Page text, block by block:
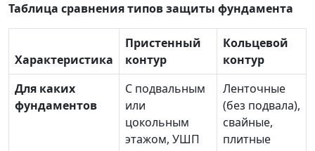
Таблица сравнения типов защиты фундамента
Характеристика
Пристенный
контур
Кольцевой
контур
Для каких
фундаментов
С подвальным
или
цокольным
этажом, УШП
Ленточные
(без подвала),
свайные,
плитные